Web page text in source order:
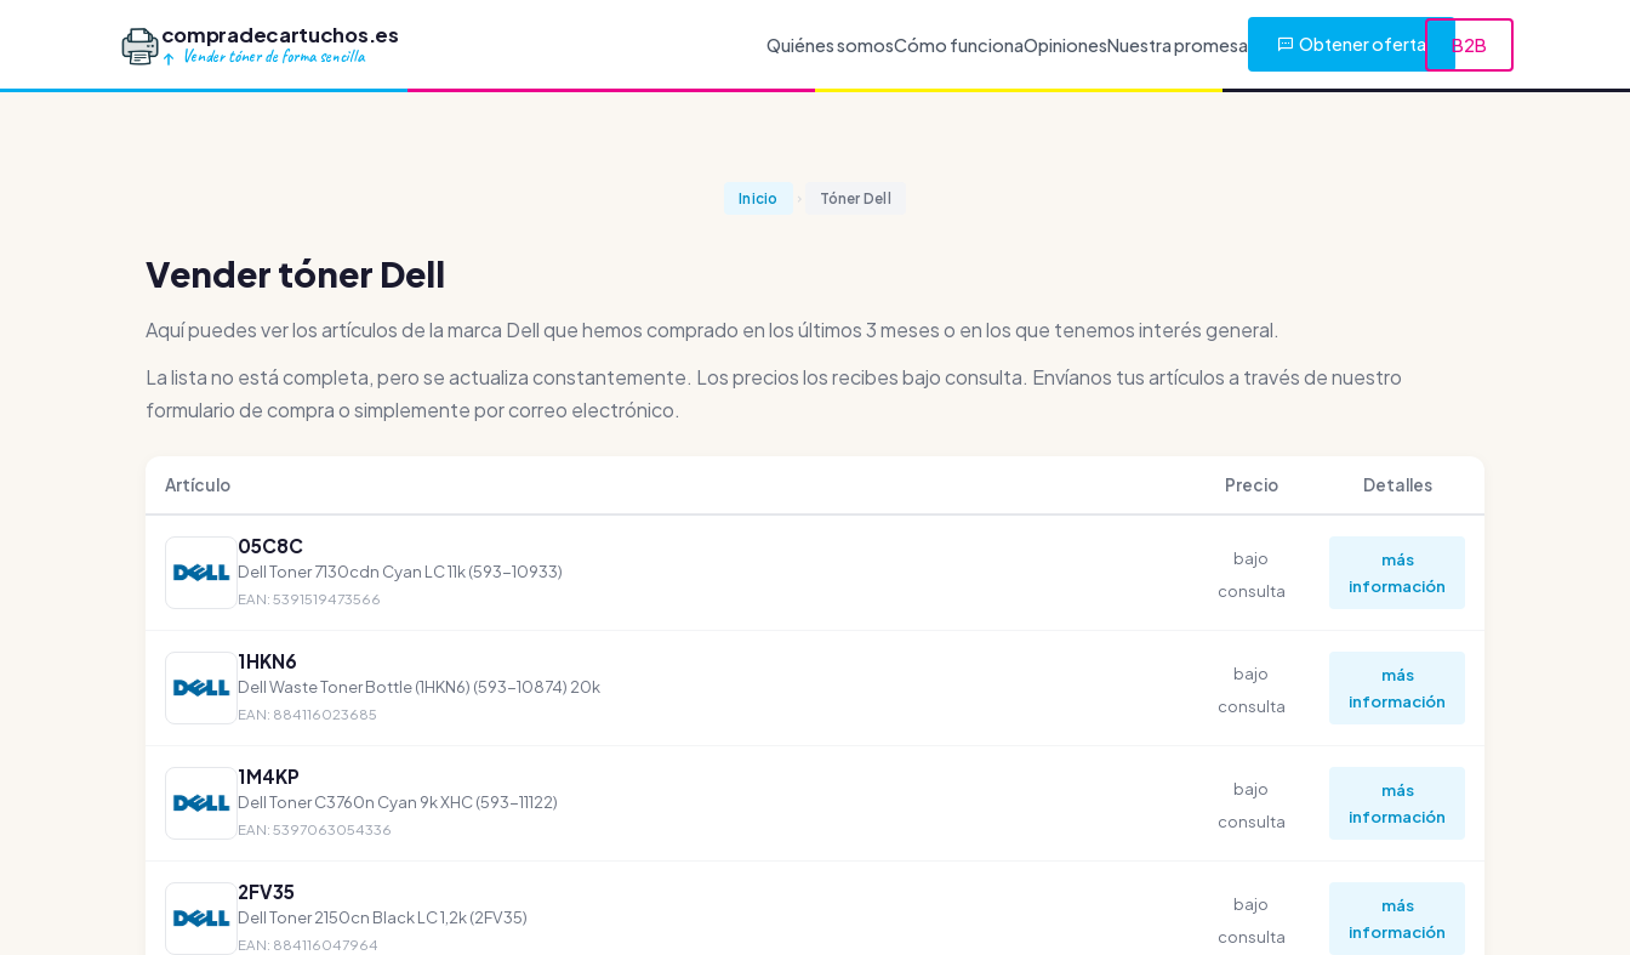
compradecartuchos.es
Vender tóner de forma sencilla
Quiénes somosCómo funcionaOpinionesNuestra promesa Obtener oferta B2B
Inicio Tóner Dell
Vender tóner Dell
Aquí puedes ver los artículos de la marca Dell que hemos comprado en los últimos 3 meses o en los que tenemos interés general.
La lista no está completa, pero se actualiza constantemente. Los precios los recibes bajo consulta. Envíanos tus artículos a través de nuestro
formulario de compra o simplemente por correo electrónico.
Artículo Precio Detalles
05C8C
Dell Toner 7130cdn Cyan LC 11k (593-10933)
EAN: 5391519473566
bajo
consulta
más
información
1HKN6
Dell Waste Toner Bottle (1HKN6) (593-10874) 20k
EAN: 884116023685
bajo
consulta
más
información
1M4KP
Dell Toner C3760n Cyan 9k XHC (593-11122)
EAN: 5397063054336
bajo
consulta
más
información
2FV35
Dell Toner 2150cn Black LC 1,2k (2FV35)
EAN: 884116047964
bajo
consulta
más
información